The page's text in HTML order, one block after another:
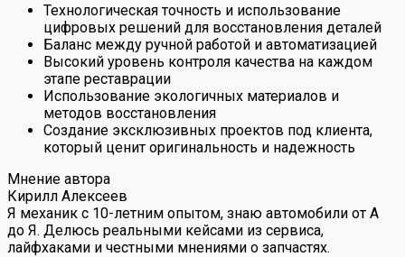
Технологическая точность и использование
цифровых решений для восстановления деталей
Баланс между ручной работой и автоматизацией
Высокий уровень контроля качества на каждом
этапе реставрации
Использование экологичных материалов и
методов восстановления
Создание эксклюзивных проектов под клиента,
который ценит оригинальность и надежность
Мнение автора
Кирилл Алексеев
Я механик с 10-летним опытом, знаю автомобили от А
до Я. Делюсь реальными кейсами из сервиса,
лайфхаками и честными мнениями о запчастях.